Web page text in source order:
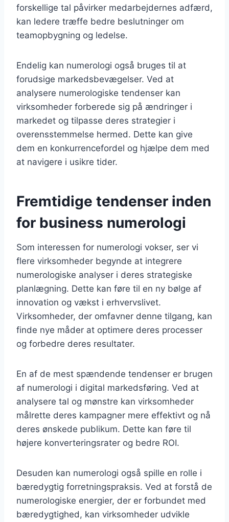
forskellige tal påvirker medarbejdernes adfærd,
kan ledere træffe bedre beslutninger om
teamopbygning og ledelse.
Endelig kan numerologi også bruges til at
forudsige markedsbevægelser. Ved at
analysere numerologiske tendenser kan
virksomheder forberede sig på ændringer i
markedet og tilpasse deres strategier i
overensstemmelse hermed. Dette kan give
dem en konkurrencefordel og hjælpe dem med
at navigere i usikre tider.
Fremtidige tendenser inden
for business numerologi
Som interessen for numerologi vokser, ser vi
flere virksomheder begynde at integrere
numerologiske analyser i deres strategiske
planlægning. Dette kan føre til en ny bølge af
innovation og vækst i erhvervslivet.
Virksomheder, der omfavner denne tilgang, kan
finde nye måder at optimere deres processer
og forbedre deres resultater.
En af de mest spændende tendenser er brugen
af numerologi i digital markedsføring. Ved at
analysere tal og mønstre kan virksomheder
målrette deres kampagner mere effektivt og nå
deres ønskede publikum. Dette kan føre til
højere konverteringsrater og bedre ROI.
Desuden kan numerologi også spille en rolle i
bæredygtig forretningspraksis. Ved at forstå de
numerologiske energier, der er forbundet med
bæredygtighed, kan virksomheder udvikle